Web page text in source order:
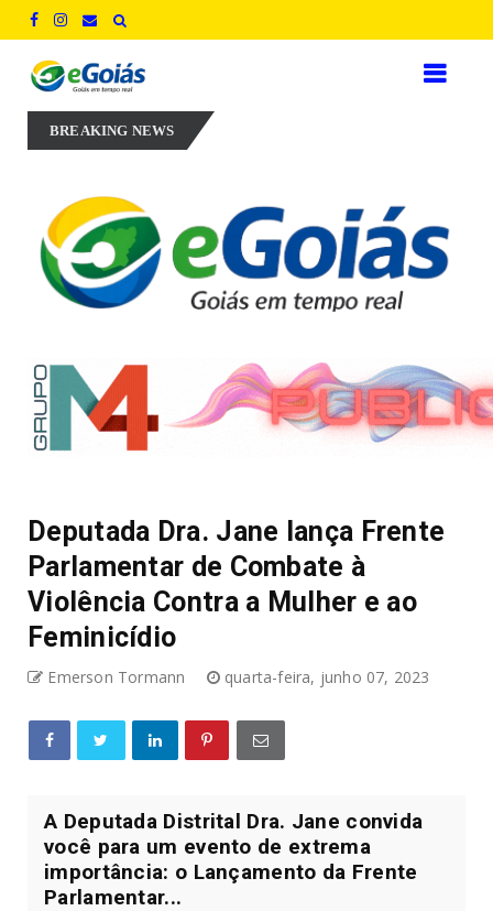
BREAKING NEWS
Marconi Perillo aposta em experiência, inovação e geração de
Deputada Dra. Jane lança Frente
Parlamentar de Combate à
Violência Contra a Mulher e ao
Feminicídio
Emerson Tormann quarta-feira, junho 07, 2023
A Deputada Distrital Dra. Jane convida
você para um evento de extrema
importância: o Lançamento da Frente
Parlamentar...